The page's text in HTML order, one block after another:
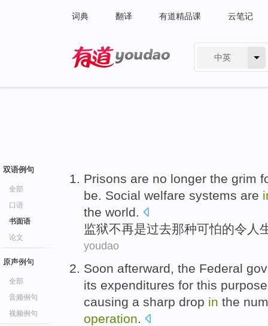
词典 翻译 有道精品课 云笔记
中英
双语例句
全部
口语
书面语
论文
原声例句
全部
音频例句
视频例句
Prisons are no longer the grim
be. Social welfare systems are
the world.
监狱不再是过去那种可怕的令人
youdao
Soon afterward, the Federal
its expenditures for this purpose
causing a sharp drop in the
operation.